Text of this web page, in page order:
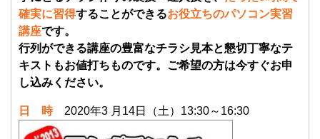
確実に習得することができるお役立ちのパソコン実習
講座です。
行列ができる講座の豊富なチラシ見本と懇切丁寧なテ
キストもお値打ちものです。ご希望の方は今すぐお申
し込みください。
日 時2020年3 月14日（土）13:30～16:30